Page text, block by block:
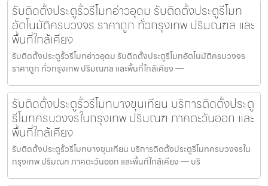
รับติดตั้งประตูรั้วรีโมทอ่าวอุดม รับติดตั้งประตูรีโมท
อัตโนมัติครบวงจร ราคาถูก ทั่วกรุงเทพ ปริมณฑล และ
พื้นที่ใกล้เคียง
รับติดตั้งประตูรั้วรีโมทอ่าวอุดม รับติดตั้งประตูรีโมทอัตโนมัติครบวงจร
ราคาถูก ทั่วกรุงเทพ ปริมณฑล และพื้นที่ใกล้เคียง —
รับติดตั้งประตูรั้วรีโมทบางขุนเทียน บริการติดตั้งประตู
รีโมทครบวงจรในกรุงเทพ ปริมณฑ ภาคตะวันออก และ
พื้นที่ใกล้เคียง
รับติดตั้งประตูรั้วรีโมทบางขุนเทียน บริการติดตั้งประตูรีโมทครบวงจรใน
กรุงเทพ ปริมณฑ ภาคตะวันออก และพื้นที่ใกล้เคียง — บริ